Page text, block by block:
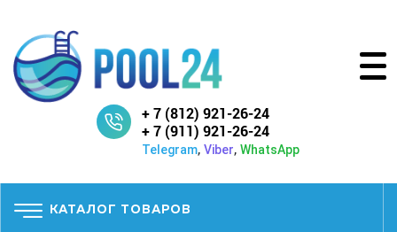
+ 7 (812) 921-26-24
+ 7 (911) 921-26-24
Telegram, Viber, WhatsApp
КАТАЛОГ ТОВАРОВ